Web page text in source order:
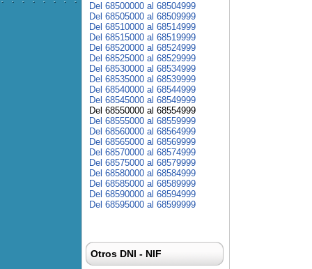
Del 68500000 al 68504999
Del 68505000 al 68509999
Del 68510000 al 68514999
Del 68515000 al 68519999
Del 68520000 al 68524999
Del 68525000 al 68529999
Del 68530000 al 68534999
Del 68535000 al 68539999
Del 68540000 al 68544999
Del 68545000 al 68549999
Del 68550000 al 68554999
Del 68555000 al 68559999
Del 68560000 al 68564999
Del 68565000 al 68569999
Del 68570000 al 68574999
Del 68575000 al 68579999
Del 68580000 al 68584999
Del 68585000 al 68589999
Del 68590000 al 68594999
Del 68595000 al 68599999
Otros DNI - NIF